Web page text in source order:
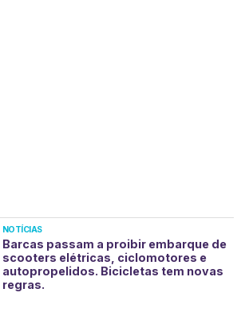
NOTÍCIAS
Barcas passam a proibir embarque de
scooters elétricas, ciclomotores e
autopropelidos. Bicicletas tem novas
regras.